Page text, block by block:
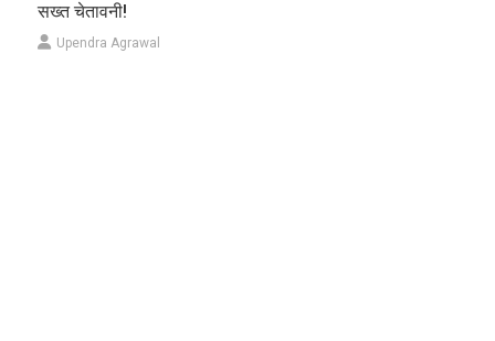
सख्त चेतावनी!
Upendra Agrawal